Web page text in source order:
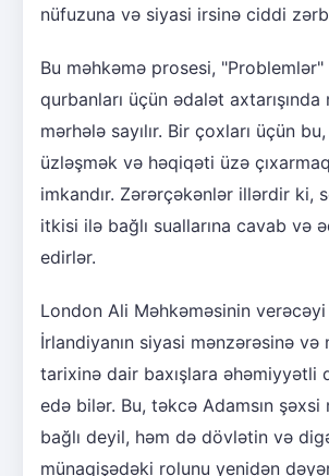
nüfuzuna və siyasi irsinə ciddi
Bu məhkəmə prosesi,
qurbanları üçün ədalət
mərhələ sayılır. Bir çoxları üçün
üzləşmək və həqiqəti üzə
imkandır. Zərərçəkənlər illərdir ki,
itkisi ilə bağlı suallarına cavab və
edirlər.
London Ali Məhkəməsinin
İrlandiyanın siyasi mənzərəsinə və
tarixinə dair baxışlara əhəmiyyətli
edə bilər. Bu, təkcə Adamsın
bağlı deyil, həm də dövlətin və
münaqişədəki rolunu yenidən